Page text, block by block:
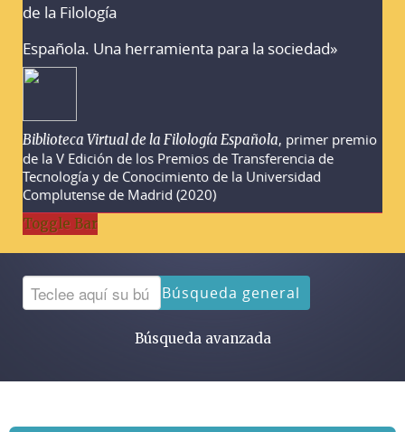
de la Filología
Española. Una herramienta para la sociedad»
Biblioteca Virtual de la Filología Española, primer premio
de la V Edición de los Premios de Transferencia de
Tecnología y de Conocimiento de la Universidad
Complutense de Madrid (2020)
Toggle Bar
Búsqueda general
Búsqueda avanzada